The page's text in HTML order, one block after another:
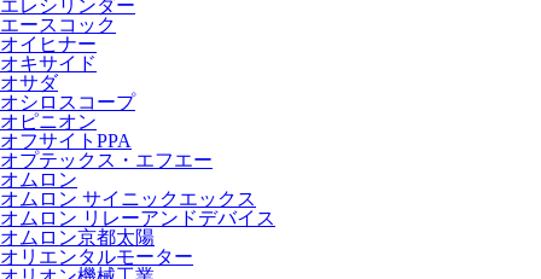
エレシリンダー
エースコック
オイヒナー
オキサイド
オサダ
オシロスコープ
オピニオン
オフサイトPPA
オプテックス・エフエー
オムロン
オムロン サイニックエックス
オムロン リレーアンドデバイス
オムロン京都太陽
オリエンタルモーター